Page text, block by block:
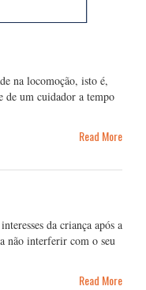
na locomoção, isto é,
de um cuidador a tempo
Read More
da criança após a
não interferir com o seu
Read More